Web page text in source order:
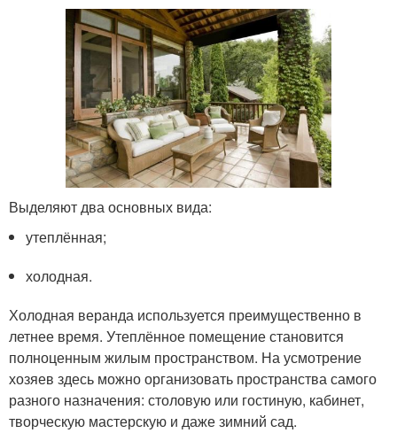
Выделяют два основных вида:
утеплённая;
холодная.
Холодная веранда используется преимущественно в
летнее время. Утеплённое помещение становится
полноценным жилым пространством. На усмотрение
хозяев здесь можно организовать пространства самого
разного назначения: столовую или гостиную, кабинет,
творческую мастерскую и даже зимний сад.